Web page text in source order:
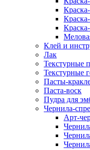
Клей и
Лак
Текстурные
Текстурные
Пасты-
Паста-воск
Пудра для
Чернила-
Арт-